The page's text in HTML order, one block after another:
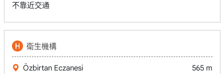
不靠近交通
衛生機構
Özbirtan Eczanesi
565 m